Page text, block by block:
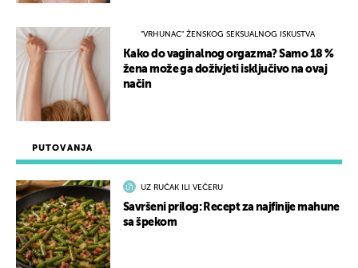
PUTOVANJA
UZ RUČAK ILI VEČERU
Savršeni prilog: Recept za najfinije mahune
sa špekom
"VRHUNAC" ŽENSKOG SEKSUALNOG ISKUSTVA
Kako do vaginalnog orgazma? Samo 18 %
žena može ga doživjeti isključivo na ovaj
način